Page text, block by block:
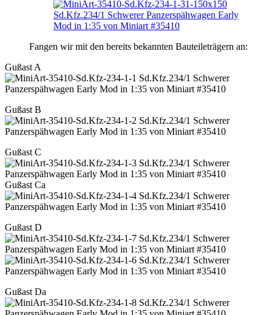
Fangen wir mit den bereits bekannten Bauteileträgern an:
Gußast A
Gußast B
Gußast C
Gußast Ca
Gußast D
Gußast Da